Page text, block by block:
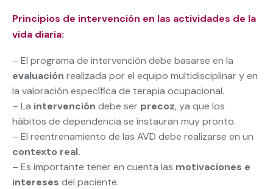
Principios de intervención en las actividades de la
vida diaria:
– El programa de intervención debe basarse en la
evaluación realizada por el equipo multidisciplinar y en
la valoración específica de terapia ocupacional.
– La intervención debe ser precoz, ya que los
hábitos de dependencia se instauran muy pronto.
– El reentrenamiento de las AVD debe realizarse en un
contexto real.
– Es importante tener en cuenta las motivaciones e
intereses del paciente.